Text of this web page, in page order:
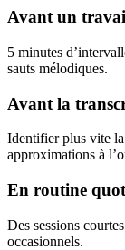
Avant un
5 minutes
sauts mélodiques.
Avant la
Identifier plus vite
approximations à
En routine
Des sessions
occasionnels.